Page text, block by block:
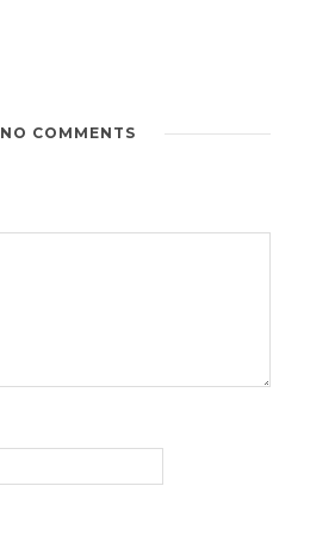
NO COMMENTS